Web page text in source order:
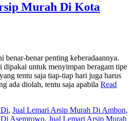
Murah Di Kota
benar-benar penting keberadaannya.
untuk menyimpan beragam tipe
tentu saja tiap-tiap hari juga harus
ada diolah, tentu saja apabila Read
, Jual Lemari Arsip Murah Di Ambon,
Asemrowo, Jual Lemari Arsip Murah